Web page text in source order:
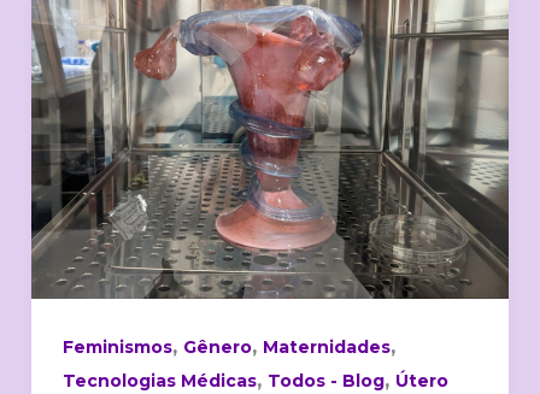
Feminismos, Gênero, Maternidades,
Tecnologias Médicas, Todos - Blog, Útero
ou
Reflexo
de
Estereótipos
de
Gênero?